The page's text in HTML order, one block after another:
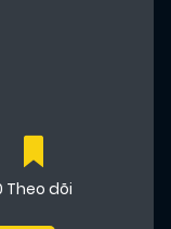
Theo dõi